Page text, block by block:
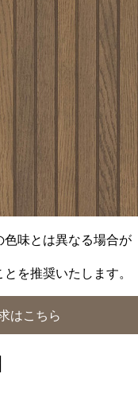
色味とは異なる場合が
を推奨いたします。
はこちら